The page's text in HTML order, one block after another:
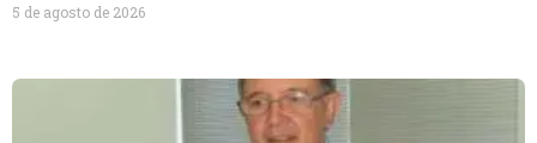
5 de agosto de 2026